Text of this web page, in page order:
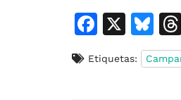
F
c
X
Bl
u
e
Etiquetas: